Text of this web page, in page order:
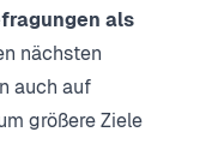
als
nächsten
auch auf
größere Ziele